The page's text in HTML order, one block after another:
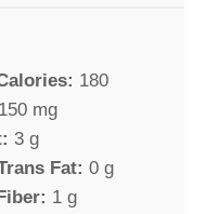
180
150 mg
3 g
Fat: 0 g
1 g